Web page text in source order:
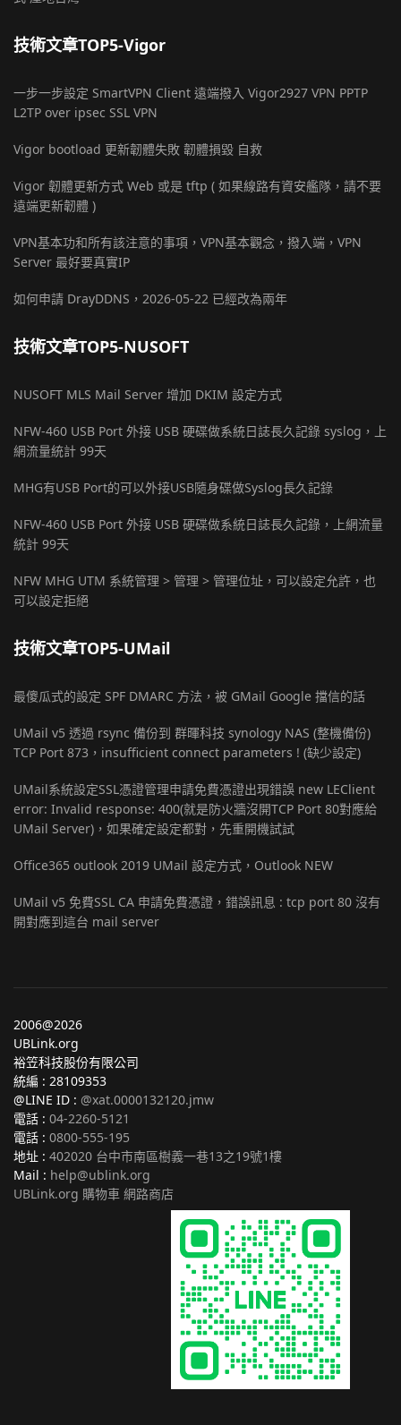
技術文章TOP5-Vigor
一步一步設定 SmartVPN Client 遠端撥入 Vigor2927 VPN PPTP
L2TP over ipsec SSL VPN
Vigor bootload 更新韌體失敗 韌體損毀 自救
Vigor 韌體更新方式 Web 或是 tftp ( 如果線路有資安艦隊，請不要
遠端更新韌體 )
VPN基本功和所有該注意的事項，VPN基本觀念，撥入端，VPN
Server 最好要真實IP
如何申請 DrayDDNS，2026-05-22 已經改為兩年
技術文章TOP5-NUSOFT
NUSOFT MLS Mail Server 增加 DKIM 設定方式
NFW-460 USB Port 外接 USB 硬碟做系統日誌長久記錄 syslog，上
網流量統計 99天
MHG有USB Port的可以外接USB隨身碟做Syslog長久記錄
NFW-460 USB Port 外接 USB 硬碟做系統日誌長久記錄，上網流量
統計 99天
NFW MHG UTM 系統管理 > 管理 > 管理位址，可以設定允許，也
可以設定拒絕
技術文章TOP5-UMail
最傻瓜式的設定 SPF DMARC 方法，被 GMail Google 擋信的話
UMail v5 透過 rsync 備份到 群暉科技 synology NAS (整機備份)
TCP Port 873，insufficient connect parameters ! (缺少設定)
UMail系統設定SSL憑證管理申請免費憑證出現錯誤 new LEClient
error: Invalid response: 400(就是防火牆沒開TCP Port 80對應給
UMail Server)，如果確定設定都對，先重開機試試
Office365 outlook 2019 UMail 設定方式，Outlook NEW
UMail v5 免費SSL CA 申請免費憑證，錯誤訊息 : tcp port 80 沒有
開對應到這台 mail server
2006@2026
UBLink.org
裕笠科技股份有限公司
統編 : 28109353
@LINE ID : @xat.0000132120.jmw
電話 : 04-2260-5121
電話 : 0800-555-195
地址 : 402020 台中市南區樹義一巷13之19號1樓
Mail : help@ublink.org
UBLink.org 購物車 網路商店